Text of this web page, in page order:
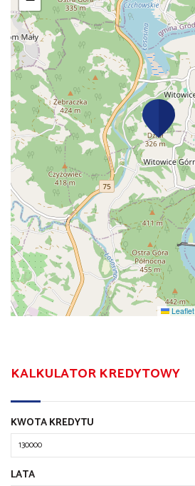
Leaflet
KALKULATOR KREDYTOWY
KWOTA KREDYTU
LATA